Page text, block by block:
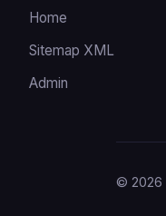
Home
Sitemap XML
Admin
© 2026